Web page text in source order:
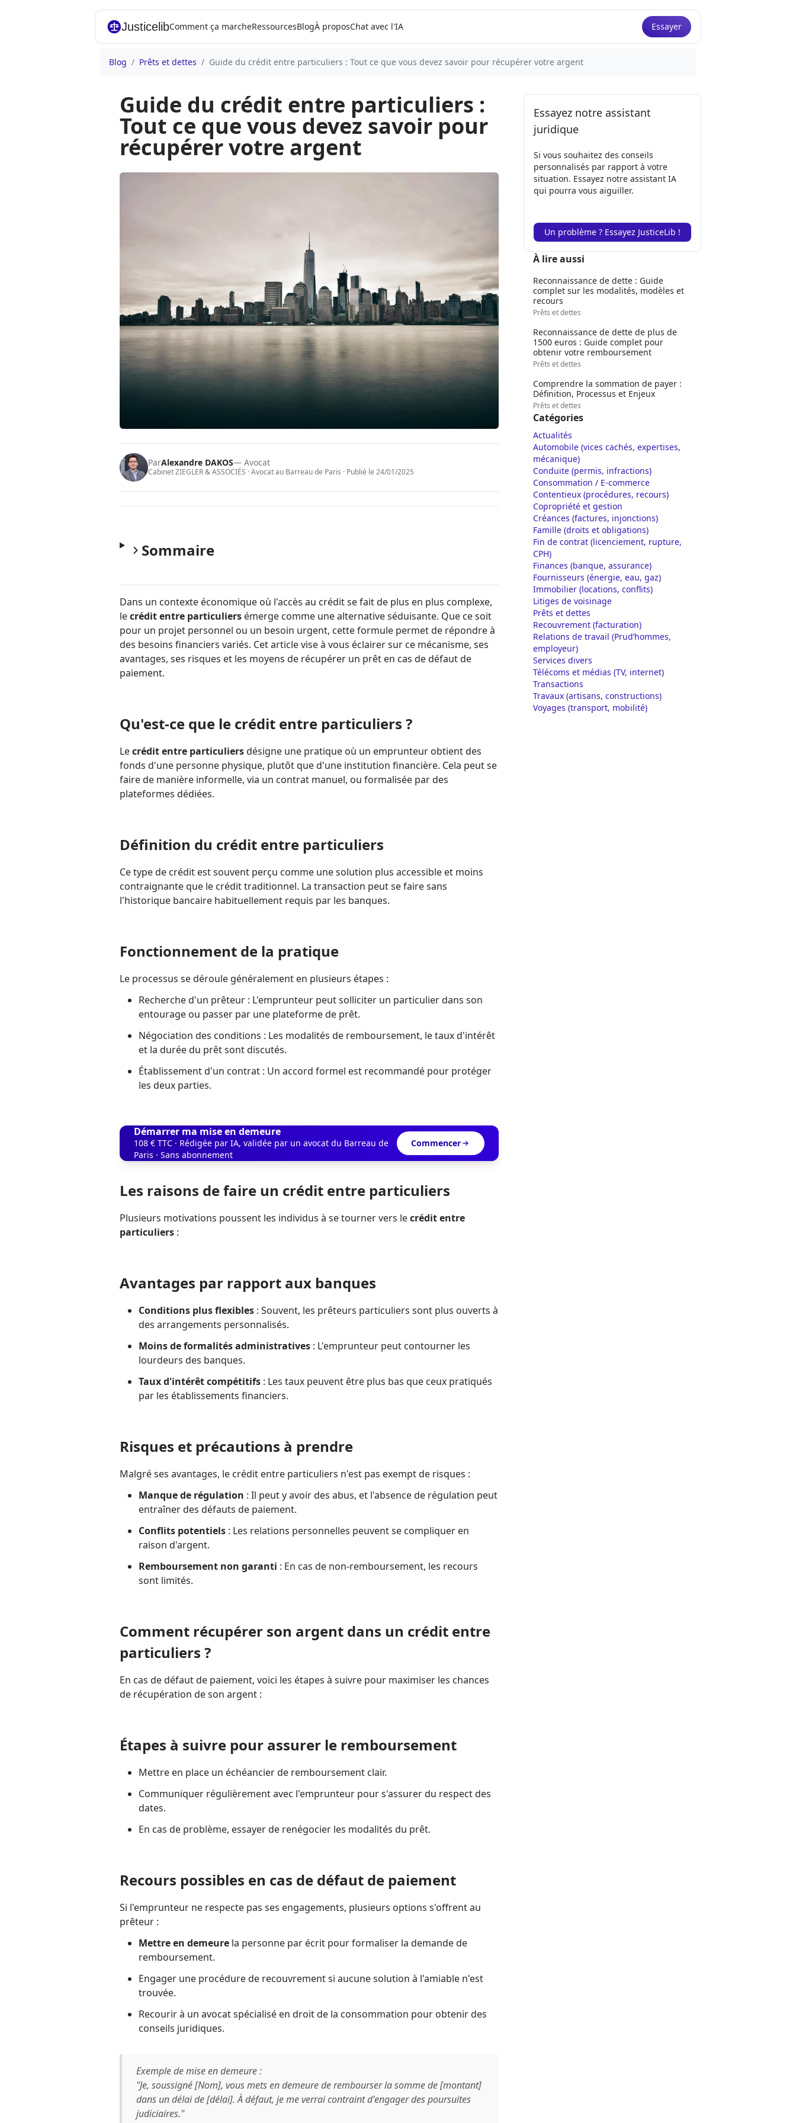
JusticelibComment ça marcheRessourcesBlogÀ proposChat avec l'IA Essayer
Blog Prêts et dettes Guide du crédit entre particuliers : Tout ce que vous devez savoir pour récupérer votre argent
Guide du crédit entre particuliers :
Tout ce que vous devez savoir pour
récupérer votre argent
ParAlexandre DAKOS— Avocat
Cabinet ZIEGLER & ASSOCIÉS · Avocat au Barreau de Paris · Publié le 24/01/2025
Sommaire
Dans un contexte économique où l'accès au crédit se fait de plus en plus complexe,
lecrédit entre particuliers émerge comme une alternative séduisante. Que ce soit
pour un projet personnel ou un besoin urgent, cette formule permet de répondre à
des besoins financiers variés. Cet article vise à vous éclairer sur ce mécanisme, ses
avantages, ses risques et les moyens de récupérer un prêt en cas de défaut de
paiement.
Qu'est-ce que le crédit entre particuliers ?
Lecrédit entre particuliersdésigne une pratique où un emprunteur obtient des
fonds d'une personne physique, plutôt que d'une institution financière. Cela peut se
faire de manière informelle, via un contrat manuel, ou formalisée par des
plateformes dédiées.
Définition du crédit entre particuliers
Ce type de crédit est souvent perçu comme une solution plus accessible et moins
contraignante que le crédit traditionnel. La transaction peut se faire sans
l'historique bancaire habituellement requis par les banques.
Fonctionnement de la pratique
Le processus se déroule généralement en plusieurs étapes :
Recherche d'un prêteur : L'emprunteur peut solliciter un particulier dans son
entourage ou passer par une plateforme de prêt.
Négociation des conditions : Les modalités de remboursement, le taux d'intérêt
et la durée du prêt sont discutés.
Établissement d'un contrat : Un accord formel est recommandé pour protéger
les deux parties.
Démarrer ma mise en demeure
108 € TTC · Rédigée par IA, validée par un avocat du Barreau de
Paris · Sans abonnement
Commencer
Les raisons de faire un crédit entre particuliers
Plusieurs motivations poussent les individus à se tourner vers lecrédit entre
particuliers :
Avantages par rapport aux banques
Conditions plus flexibles : Souvent, les prêteurs particuliers sont plus ouverts à
des arrangements personnalisés.
Moins de formalités administratives : L'emprunteur peut contourner les
lourdeurs des banques.
Taux d'intérêt compétitifs : Les taux peuvent être plus bas que ceux pratiqués
par les établissements financiers.
Risques et précautions à prendre
Malgré ses avantages, le crédit entre particuliers n'est pas exempt de risques :
Manque de régulation : Il peut y avoir des abus, et l'absence de régulation peut
entraîner des défauts de paiement.
Conflits potentiels : Les relations personnelles peuvent se compliquer en
raison d'argent.
Remboursement non garanti : En cas de non-remboursement, les recours
sont limités.
Comment récupérer son argent dans un crédit entre
particuliers ?
En cas de défaut de paiement, voici les étapes à suivre pour maximiser les chances
de récupération de son argent :
Étapes à suivre pour assurer le remboursement
Mettre en place un échéancier de remboursement clair.
Communiquer régulièrement avec l'emprunteur pour s'assurer du respect des
dates.
En cas de problème, essayer de renégocier les modalités du prêt.
Recours possibles en cas de défaut de paiement
Si l'emprunteur ne respecte pas ses engagements, plusieurs options s'offrent au
prêteur :
Mettre en demeure la personne par écrit pour formaliser la demande de
remboursement.
Engager une procédure de recouvrement si aucune solution à l'amiable n'est
trouvée.
Recourir à un avocat spécialisé en droit de la consommation pour obtenir des
conseils juridiques.
Exemple de mise en demeure :
"Je, soussigné [Nom], vous mets en demeure de rembourser la somme de [montant]
dans un délai de [délai]. À défaut, je me verrai contraint d'engager des poursuites
judiciaires."
Essayez notre assistant
juridique
Si vous souhaitez des conseils
personnalisés par rapport à votre
situation. Essayez notre assistant IA
qui pourra vous aiguiller.
Un problème ? Essayez JusticeLib !
À lire aussi
Reconnaissance de dette : Guide
complet sur les modalités, modèles et
recours
Prêts et dettes
Reconnaissance de dette de plus de
1500 euros : Guide complet pour
obtenir votre remboursement
Prêts et dettes
Comprendre la sommation de payer :
Définition, Processus et Enjeux
Prêts et dettes
Catégories
Actualités
Automobile (vices cachés, expertises,
mécanique)
Conduite (permis, infractions)
Consommation / E-commerce
Contentieux (procédures, recours)
Copropriété et gestion
Créances (factures, injonctions)
Famille (droits et obligations)
Fin de contrat (licenciement, rupture,
CPH)
Finances (banque, assurance)
Fournisseurs (énergie, eau, gaz)
Immobilier (locations, conflits)
Litiges de voisinage
Prêts et dettes
Recouvrement (facturation)
Relations de travail (Prud’hommes,
employeur)
Services divers
Télécoms et médias (TV, internet)
Transactions
Travaux (artisans, constructions)
Voyages (transport, mobilité)